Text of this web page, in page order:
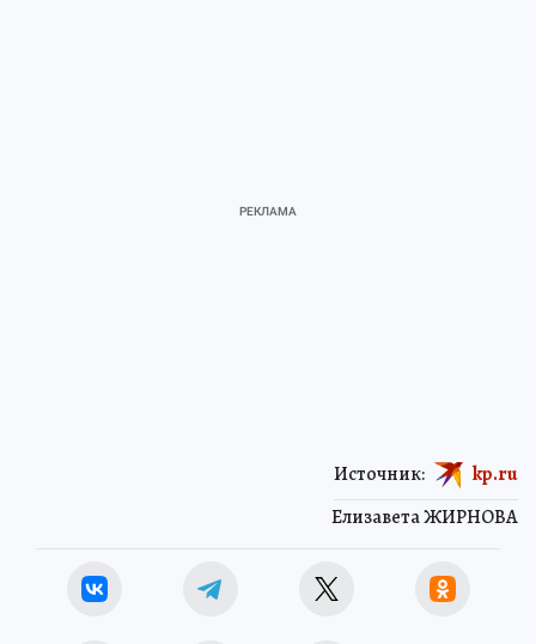
Елизавета ЖИРНОВА
Источник: kp.ru